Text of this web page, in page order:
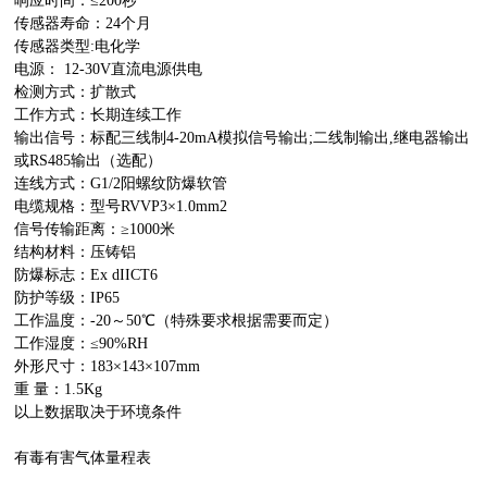
传感器寿命：24个月
传感器类型:电化学
电源： 12-30V直流电源供电
检测方式：扩散式
工作方式：长期连续工作
输出信号：标配三线制4-20mA模拟信号输出;二线制输出,继电器输出
或RS485输出（选配）
连线方式：G1/2阳螺纹防爆软管
电缆规格：型号RVVP3×1.0mm2
信号传输距离：≥1000米
结构材料：压铸铝
防爆标志：Ex dIICT6
防护等级：IP65
工作温度：-20～50℃（特殊要求根据需要而定）
工作湿度：≤90%RH
外形尺寸：183×143×107mm
重 量：1.5Kg
以上数据取决于环境条件
有毒有害气体量程表